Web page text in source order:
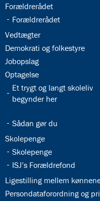
32.21:
Forældrerådet
32.22:
Forældrerådet
32.24:
Vedtægter
32.25:
Demokrati og folkestyre
32.26:
Jobopslag
32.27:
Optagelse
32.28:
Et trygt og langt skoleliv
begynder her
32.30:
Sådan gør du
32.32:
Skolepenge
32.33:
Skolepenge
32.35:
ISJ’s Forældrefond
32.36:
Ligestilling mellem
32.37:
Persondataforordning og